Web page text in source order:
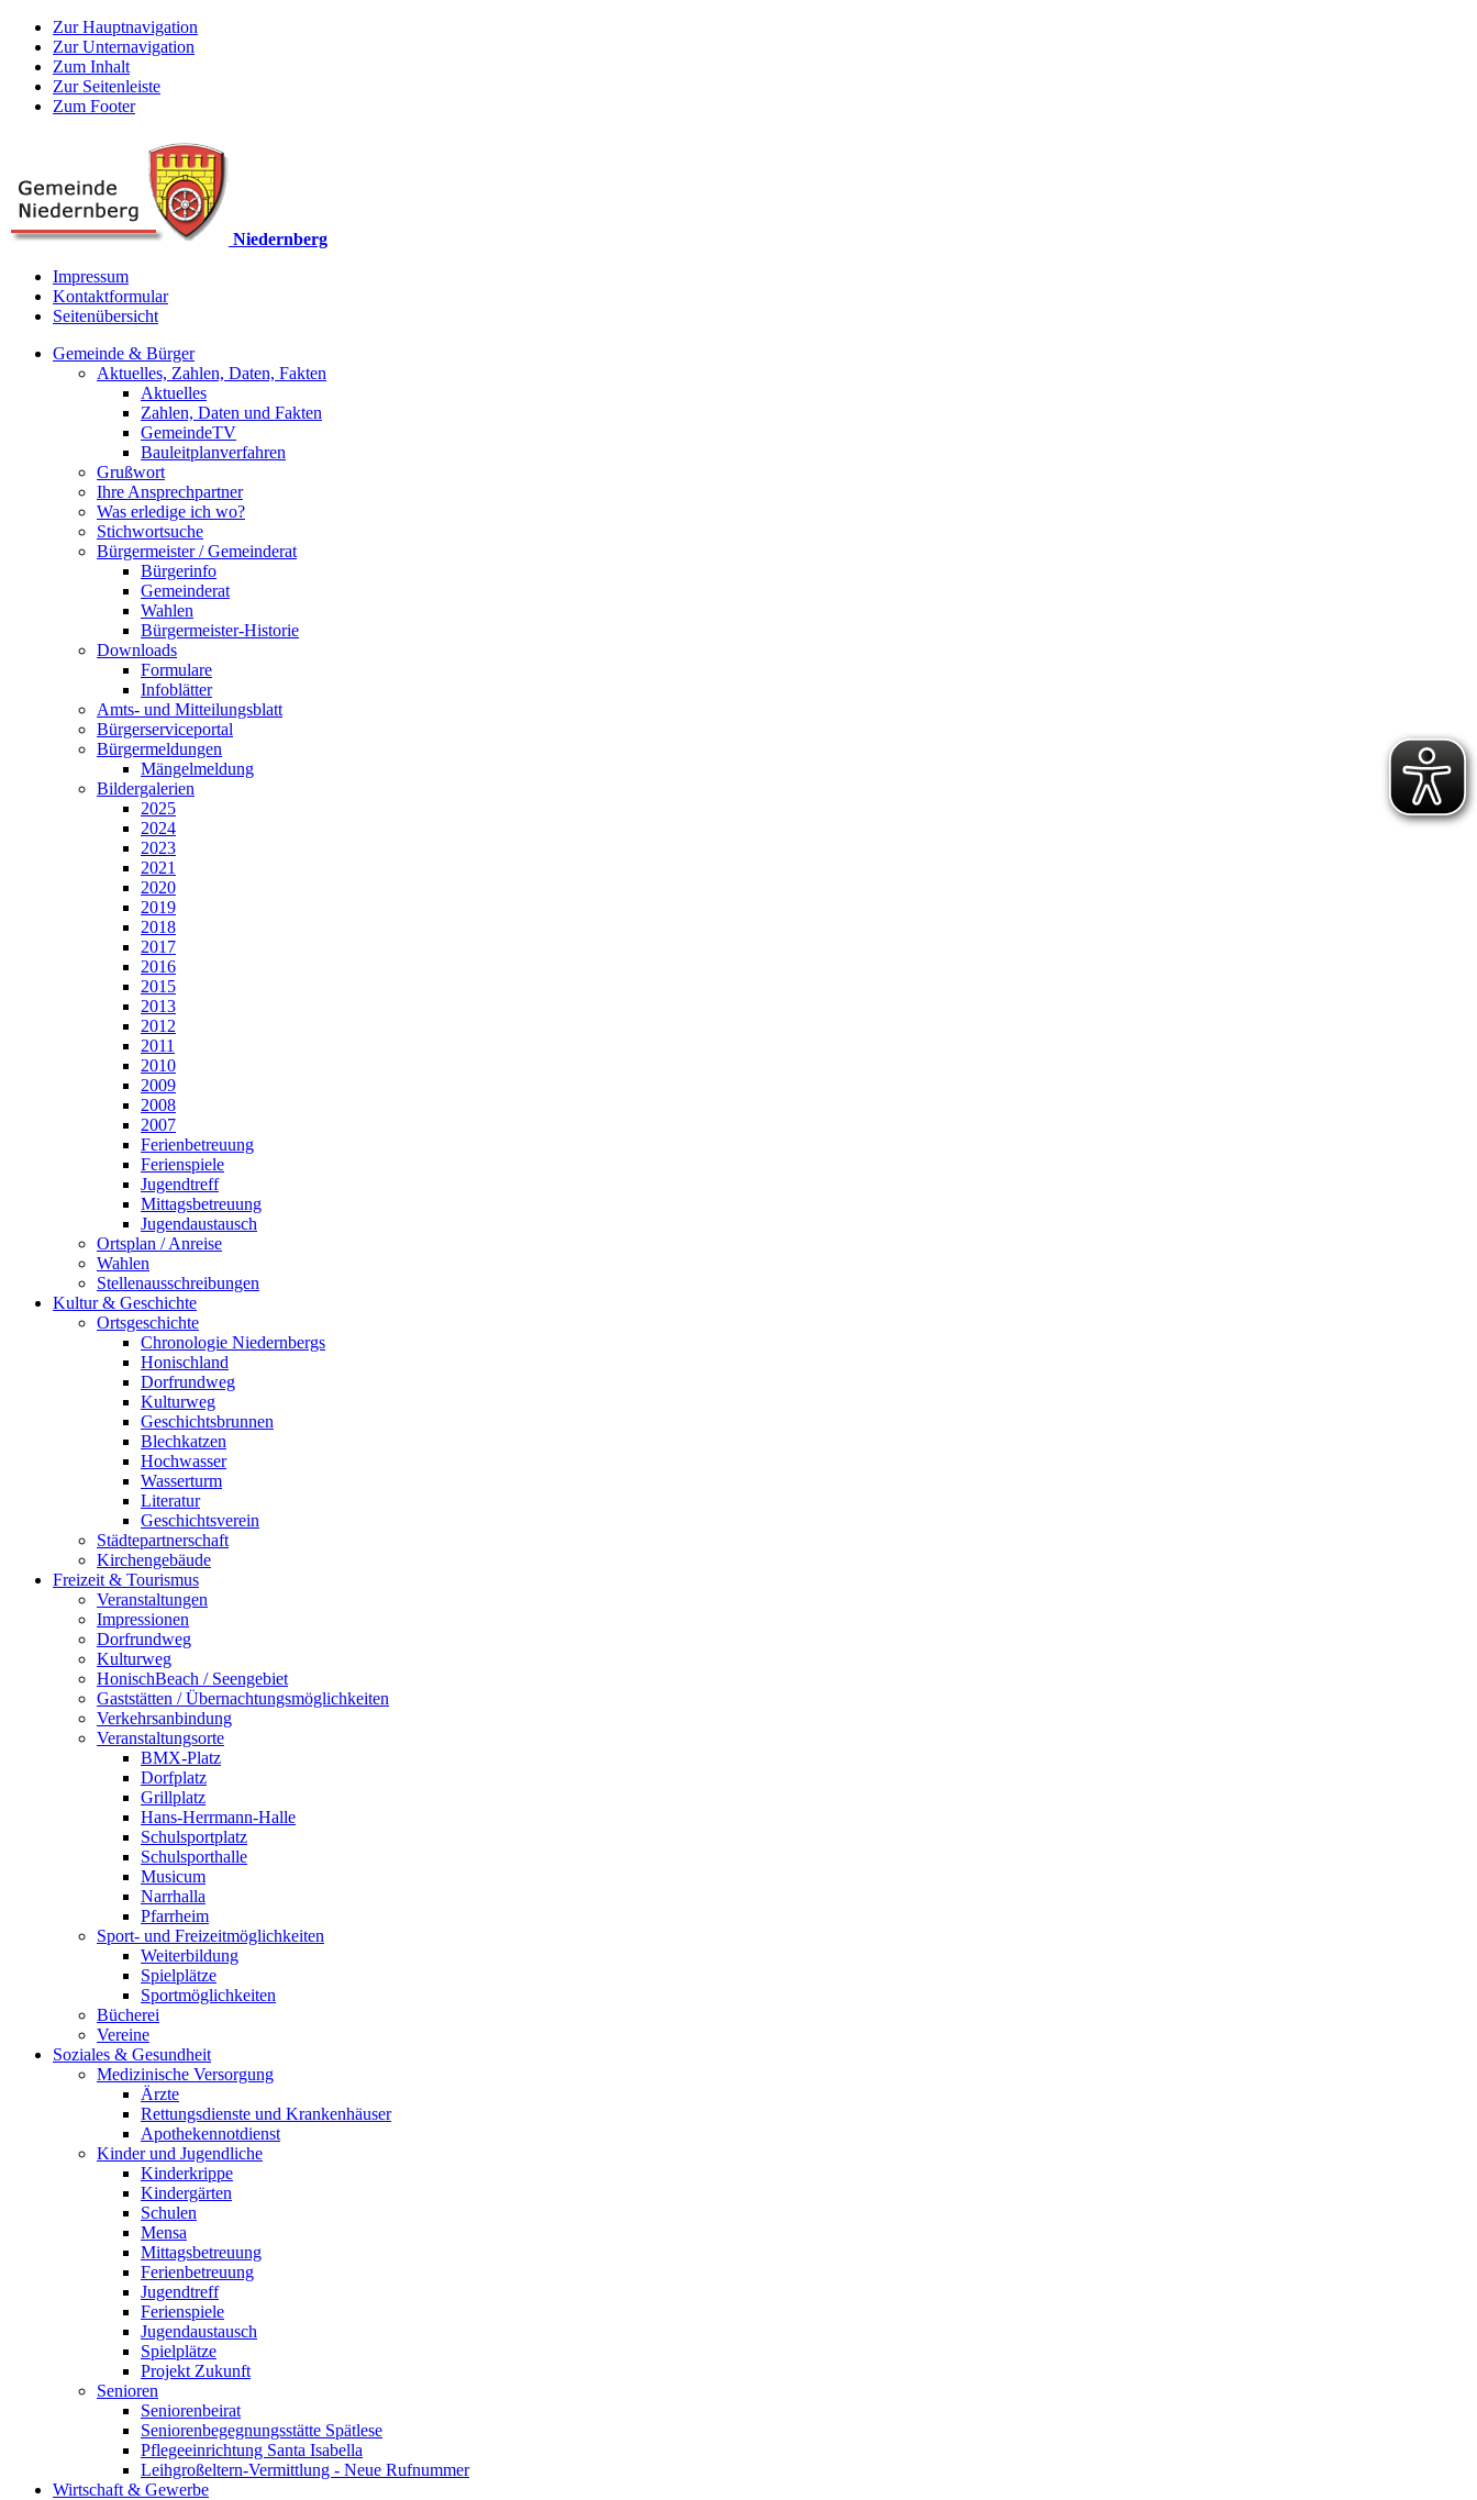
Zur Hauptnavigation
Zur Unternavigation
Zum Inhalt
Zur Seitenleiste
Zum Footer
Niedernberg
Impressum
Kontaktformular
Seitenübersicht
Gemeinde & Bürger
Aktuelles, Zahlen, Daten, Fakten
Aktuelles
Zahlen, Daten und Fakten
GemeindeTV
Bauleitplanverfahren
Grußwort
Ihre Ansprechpartner
Was erledige ich wo?
Stichwortsuche
Bürgermeister / Gemeinderat
Bürgerinfo
Gemeinderat
Wahlen
Bürgermeister-Historie
Downloads
Formulare
Infoblätter
Amts- und Mitteilungsblatt
Bürgerserviceportal
Bürgermeldungen
Mängelmeldung
Bildergalerien
2025
2024
2023
2021
2020
2019
2018
2017
2016
2015
2013
2012
2011
2010
2009
2008
2007
Ferienbetreuung
Ferienspiele
Jugendtreff
Mittagsbetreuung
Jugendaustausch
Ortsplan / Anreise
Wahlen
Stellenausschreibungen
Kultur & Geschichte
Ortsgeschichte
Chronologie Niedernbergs
Honischland
Dorfrundweg
Kulturweg
Geschichtsbrunnen
Blechkatzen
Hochwasser
Wasserturm
Literatur
Geschichtsverein
Städtepartnerschaft
Kirchengebäude
Freizeit & Tourismus
Veranstaltungen
Impressionen
Dorfrundweg
Kulturweg
HonischBeach / Seengebiet
Gaststätten / Übernachtungsmöglichkeiten
Verkehrsanbindung
Veranstaltungsorte
BMX-Platz
Dorfplatz
Grillplatz
Hans-Herrmann-Halle
Schulsportplatz
Schulsporthalle
Musicum
Narrhalla
Pfarrheim
Sport- und Freizeitmöglichkeiten
Weiterbildung
Spielplätze
Sportmöglichkeiten
Bücherei
Vereine
Soziales & Gesundheit
Medizinische Versorgung
Ärzte
Rettungsdienste und Krankenhäuser
Apothekennotdienst
Kinder und Jugendliche
Kinderkrippe
Kindergärten
Schulen
Mensa
Mittagsbetreuung
Ferienbetreuung
Jugendtreff
Ferienspiele
Jugendaustausch
Spielplätze
Projekt Zukunft
Senioren
Seniorenbeirat
Seniorenbegegnungsstätte Spätlese
Pflegeeinrichtung Santa Isabella
Leihgroßeltern-Vermittlung - Neue Rufnummer
Wirtschaft & Gewerbe